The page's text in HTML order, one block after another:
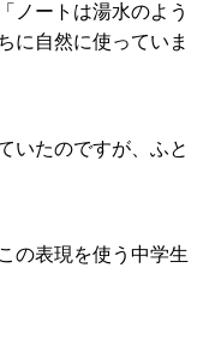
ノートは湯水のよう
に自然に使っていま
いたのですが、ふと
の表現を使う中学生